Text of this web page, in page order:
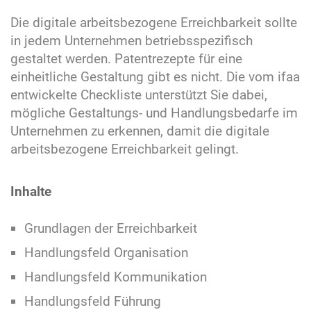
Die digitale arbeitsbezogene Erreichbarkeit sollte
in jedem Unternehmen betriebsspezifisch
gestaltet werden. Patentrezepte für eine
einheitliche Gestaltung gibt es nicht. Die vom ifaa
entwickelte Checkliste unterstützt Sie dabei,
mögliche Gestaltungs- und Handlungsbedarfe im
Unternehmen zu erkennen, damit die digitale
arbeitsbezogene Erreichbarkeit gelingt.
Inhalte
Grundlagen der Erreichbarkeit
Handlungsfeld Organisation
Handlungsfeld Kommunikation
Handlungsfeld Führung